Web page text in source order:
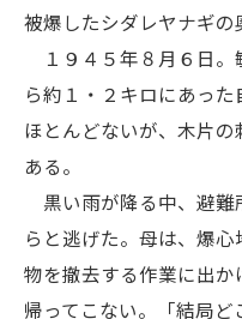
被爆したシダレヤナギの
１９４５年８月６日。
ら約１・２キロにあっ
ほとんどないが、木片
ある。
黒い雨が降る中、避難
らと逃げた。母は、爆
物を撤去する作業に出
帰ってこない。「結局